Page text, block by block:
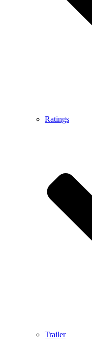
Ratings
Trailer